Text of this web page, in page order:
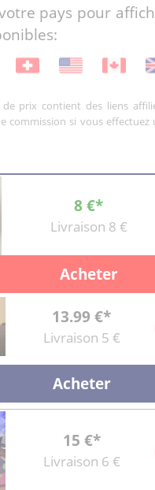
pays pour
prix contient des liens
commission si vous effectuez
8 €*
Livraison 8 €
Acheter
13.99 €*
Livraison 5 €
Acheter
15 €*
Livraison 6 €